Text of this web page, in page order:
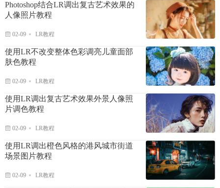
Photoshop结合LR调出复古艺术效果的
人像照片教程
02-09 LR教程
使用LR不改变整体色彩调亮儿童面部
肤色教程
02-09 LR教程
使用LR调出复古艺术效果外景人像照
片调色教程
02-09 LR教程
使用LR调出橙色风格的港风城市街道
场景图片教程
02-09 LR教程